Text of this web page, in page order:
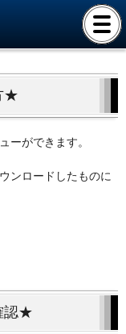
★
ーができます。
ンロードしたものに
認★